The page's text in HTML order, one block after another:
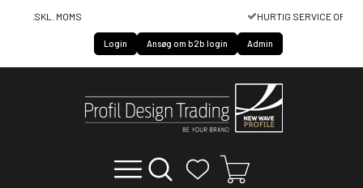
HURTIG SERVICE OF LEVERING
Login Ansøg om b2b login Admin